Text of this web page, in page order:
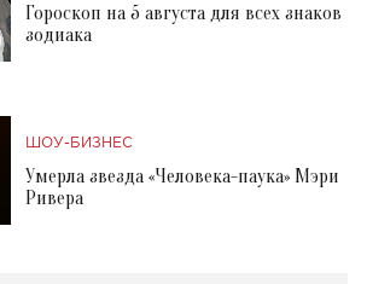
Гороскоп на 5 августа для всех знаков
зодиака
ШОУ-БИЗНЕС
Умерла звезда «Человека-паука» Мэри
Ривера